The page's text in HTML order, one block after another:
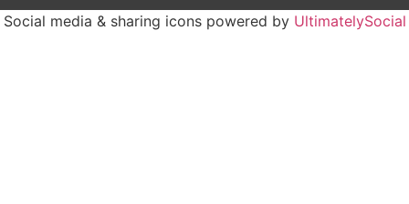
Social media & sharing icons powered by UltimatelySocial